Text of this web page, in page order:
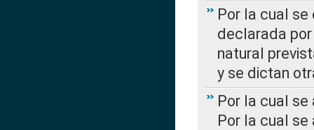
Por la cual
declarada
natural
y se dictan
Por la cual se
Por la cual